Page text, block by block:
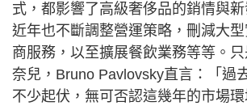
式，都影響了高級奢侈品的銷情與
近年也不斷調整營運策略，刪減大
商服務，以至擴展餐飲業務等等。
奈兒，Bruno Pavlovsky直言：「過
不少起伏，無可否認這幾年的市場